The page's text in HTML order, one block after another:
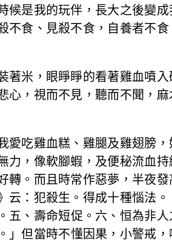
是我的玩伴，長大之後變
食、見殺不食，自養者不
米，眼睜睜的看著雞血噴入
，視而不見，聽而不聞，
吃雞血糕、雞腿及雞翅膀，
，像軟腳蝦，及便秘流血
。而且時常作惡夢，半夜
：犯殺生。得成十種惱法。
。五、壽命短促。六、恒為非人
」但當時不懂因果，小警戒